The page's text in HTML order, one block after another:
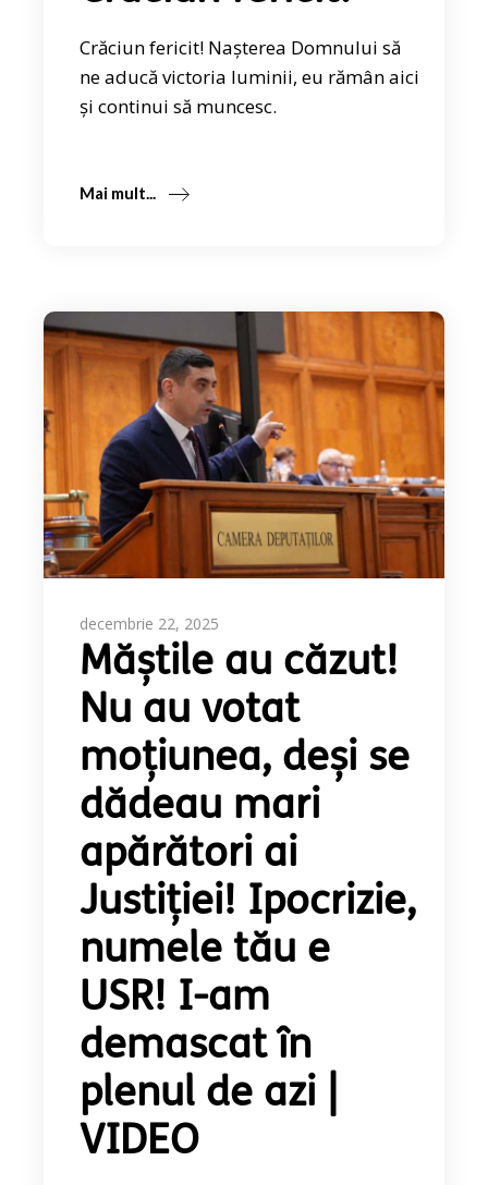
Crăciun fericit! Nașterea Domnului să
ne aducă victoria luminii, eu rămân aici
și continui să muncesc.
Mai mult...
decembrie 22, 2025
Măștile au căzut!
Nu au votat
moțiunea, deși se
dădeau mari
apărători ai
Justiției! Ipocrizie,
numele tău e
USR! I-am
demascat în
plenul de azi |
VIDEO